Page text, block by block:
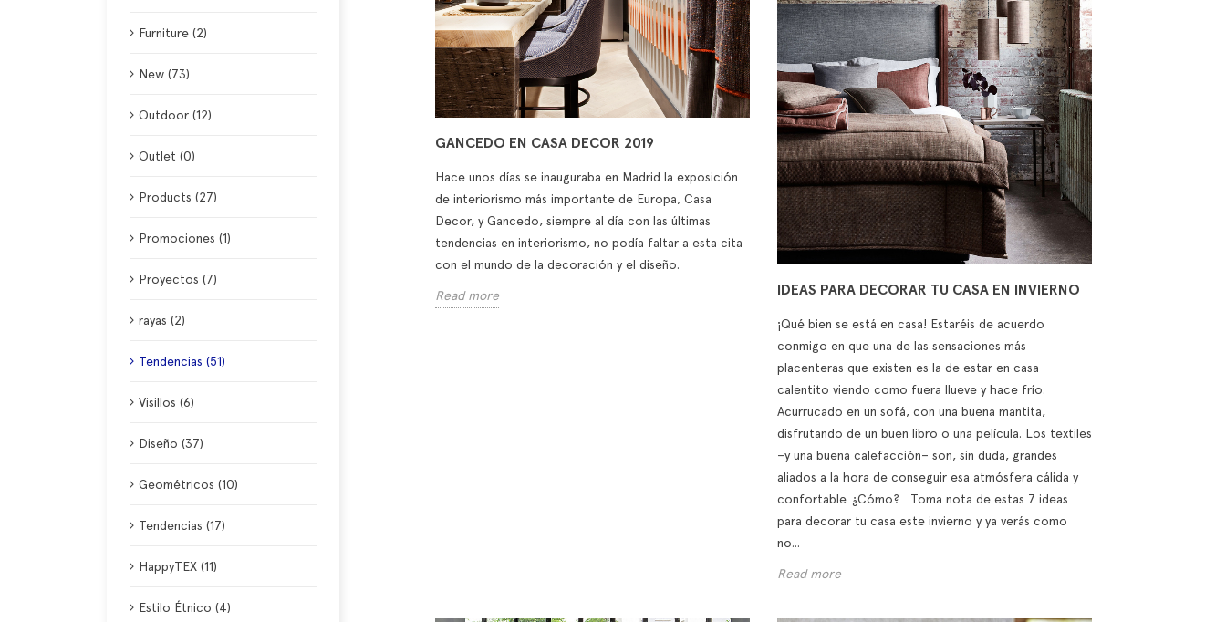
Furniture (2)
New (73)
Outdoor (12)
Outlet (0)
Products (27)
Promociones (1)
Proyectos (7)
rayas (2)
Tendencias (51)
Visillos (6)
Diseño (37)
Geométricos (10)
Tendencias (17)
HappyTEX (11)
Estilo Étnico (4)
GANCEDO EN CASA DECOR 2019
Hace unos días se inauguraba en Madrid la exposición
de interiorismo más importante de Europa, Casa
Decor, y Gancedo, siempre al día con las últimas
tendencias en interiorismo, no podía faltar a esta cita
con el mundo de la decoración y el diseño.
Read more IDEAS PARA DECORAR TU CASA EN INVIERNO
¡Qué bien se está en casa! Estaréis de acuerdo
conmigo en que una de las sensaciones más
placenteras que existen es la de estar en casa
calentito viendo como fuera llueve y hace frío.
Acurrucado en un sofá, con una buena mantita,
disfrutando de un buen libro o una película. Los textiles
–y una buena calefacción– son, sin duda, grandes
aliados a la hora de conseguir esa atmósfera cálida y
confortable. ¿Cómo? Toma nota de estas 7 ideas
para decorar tu casa este invierno y ya verás como
no...
Read more